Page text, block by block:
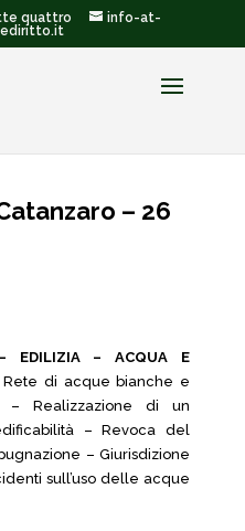
quattro
info-at-
– 26
EDILIZIA – ACQUA E
Rete di acque bianche e
– Realizzazione di un
– Revoca del
– Giurisdizione
sull’uso delle acque